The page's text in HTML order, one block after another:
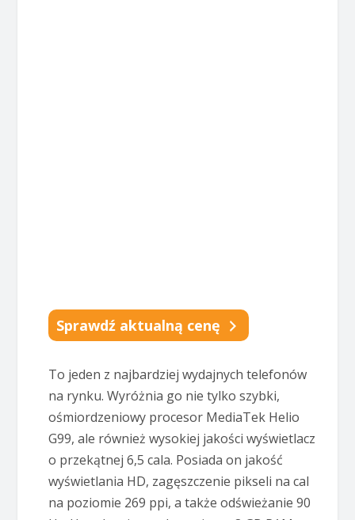
Sprawdź aktualną cenę
To jeden z najbardziej wydajnych telefonów
na rynku. Wyróżnia go nie tylko szybki,
ośmiordzeniowy procesor MediaTek Helio
G99, ale również wysokiej jakości wyświetlacz
o przekątnej 6,5 cala. Posiada on jakość
wyświetlania HD, zagęszczenie pikseli na cal
na poziomie 269 ppi, a także odświeżanie 90